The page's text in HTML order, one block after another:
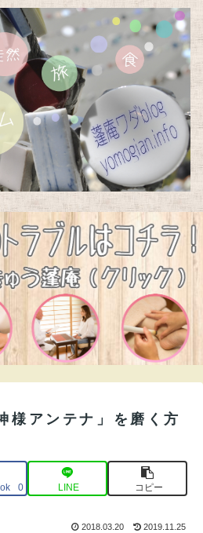
様アンテナ」を磨く方
0 LINE コピー
2018.03.20 2019.11.25